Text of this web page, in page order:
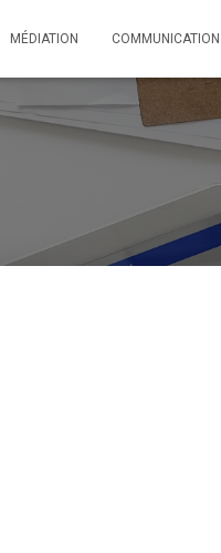
MÉDIATION COMMUNICATION